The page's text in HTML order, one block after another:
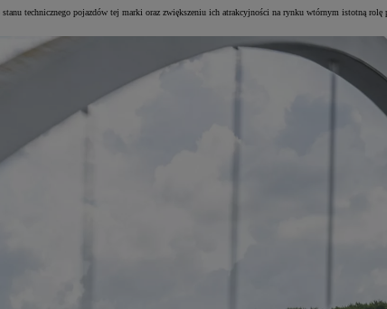
technicznego pojazdów tej marki oraz zwiększeniu ich atrakcyjności na rynku wtórnym istotną rolę